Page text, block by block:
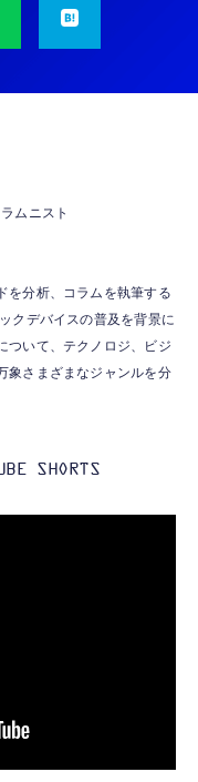
寝ホン type-c 有線
化バージョン
】 内蔵DAC 遅延な
調節対応
ホンジャック ライ
MFI認証 4極 内蔵
音楽
ヤレス
眠 仕事 ブルー
ニケーションロボッ
ロボット BAKETAN
シ 桃 MOMO
ロボット コミュニ
育成 会話 ジェスチ
ムニスト
を分析、コラムを執筆する
クデバイスの普及を背景に
ついて、テクノロジ、ビジ
象さまざまなジャンルを分